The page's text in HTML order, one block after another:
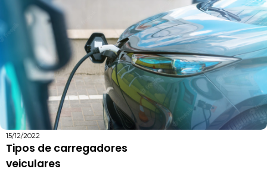
15/12/2022
Tipos de carregadores
veiculares